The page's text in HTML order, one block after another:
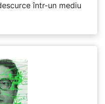
într-un mediu